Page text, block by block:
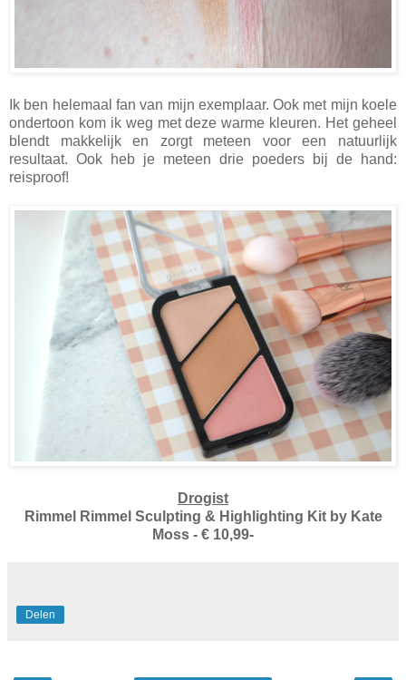
Ik ben helemaal fan van mijn exemplaar. Ook met mijn koele
ondertoon kom ik weg met deze warme kleuren. Het geheel
blendt makkelijk en zorgt meteen voor een natuurlijk
resultaat. Ook heb je meteen drie poeders bij de hand:
reisproof!
Drogist
Rimmel Rimmel Sculpting & Highlighting Kit by Kate
Moss - € 10,99-
Delen